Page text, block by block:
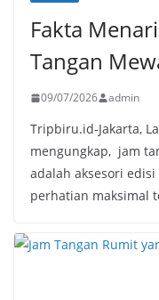
Fakta
Tangan
09/07/2026 admin
Tripbiru.id-Jakarta,
mengungkap, jam
adalah aksesori
perhatian maksimal